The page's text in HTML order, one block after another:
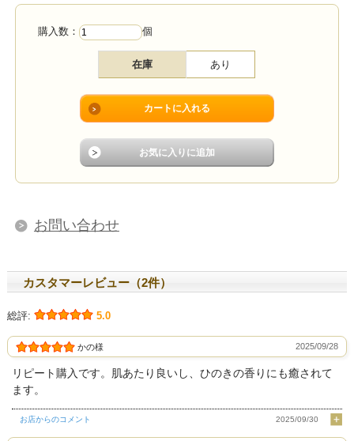
購入数： 個
在庫 あり
お問い合わせ
カスタマーレビュー（2件）
総評: 5.0
かの様 2025/09/28
リピート購入です。肌あたり良いし、ひのきの香りにも癒されて
ます。
お店からのコメント 2025/09/30